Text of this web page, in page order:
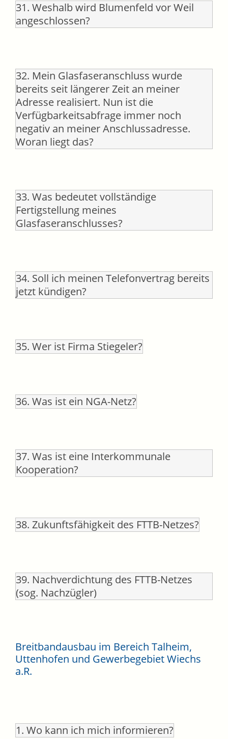
31. Weshalb wird Blumenfeld vor Weil
angeschlossen?
32. Mein Glasfaseranschluss wurde
bereits seit längerer Zeit an meiner
Adresse realisiert. Nun ist die
Verfügbarkeitsabfrage immer noch
negativ an meiner Anschlussadresse.
Woran liegt das?
33. Was bedeutet vollständige
Fertigstellung meines
Glasfaseranschlusses?
34. Soll ich meinen Telefonvertrag bereits
jetzt kündigen?
35. Wer ist Firma Stiegeler?
36. Was ist ein NGA-Netz?
37. Was ist eine Interkommunale
Kooperation?
38. Zukunftsfähigkeit des FTTB-Netzes?
39. Nachverdichtung des FTTB-Netzes
(sog. Nachzügler)
Breitbandausbau im Bereich Talheim,
Uttenhofen und Gewerbegebiet Wiechs
a.R.
1. Wo kann ich mich informieren?